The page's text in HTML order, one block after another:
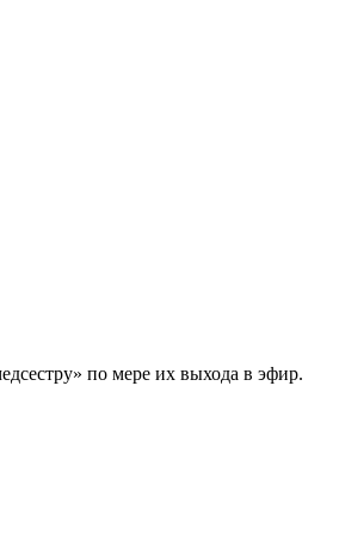
по мере их выхода в эфир.